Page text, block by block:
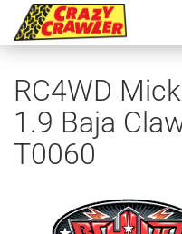
RC4WD
1.9 Baja
T0060